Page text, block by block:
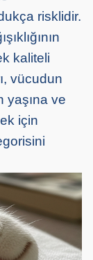
risklidir.
kaliteli
vücudun
yaşına ve
için